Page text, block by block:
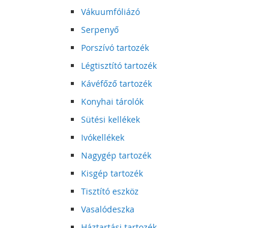
Vákuumfóliázó
Serpenyő
Porszívó tartozék
Légtisztító tartozék
Kávéfőző tartozék
Konyhai tárolók
Sütési kellékek
Ivókellékek
Nagygép tartozék
Kisgép tartozék
Tisztító eszköz
Vasalódeszka